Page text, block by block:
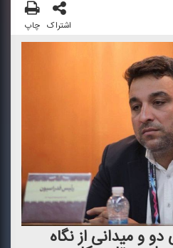
اشتراک چاپ
و میدانی از نگاه